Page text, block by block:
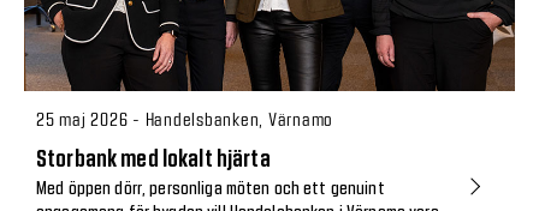
25 maj 2026 - Handelsbanken, Värnamo
Storbank med lokalt hjärta
Med öppen dörr, personliga möten och ett genuint